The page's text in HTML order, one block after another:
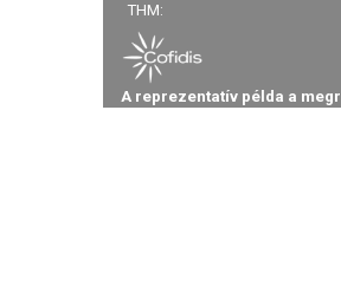
THM:
A reprezentatív példa a